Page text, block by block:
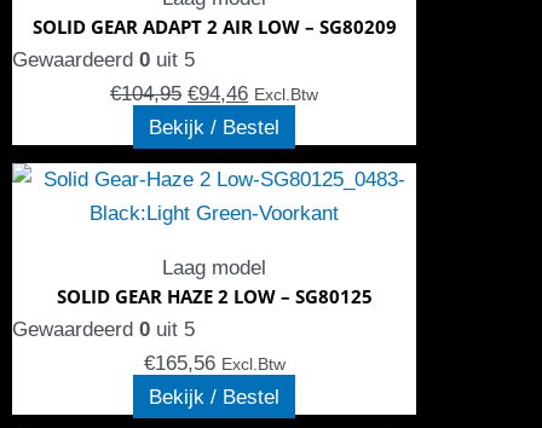
SOLID GEAR ADAPT 2 AIR LOW – SG80209
Gewaardeerd 0 uit 5
€104,95 €94,46 Excl.Btw
Bekijk / Bestel
Deze
gekozen
worden
op
de
Laag model
SOLID GEAR HAZE 2 LOW – SG80125
Gewaardeerd 0 uit 5
€165,56 Excl.Btw
Bekijk / Bestel
Dit
product
meerdere
optie
kan